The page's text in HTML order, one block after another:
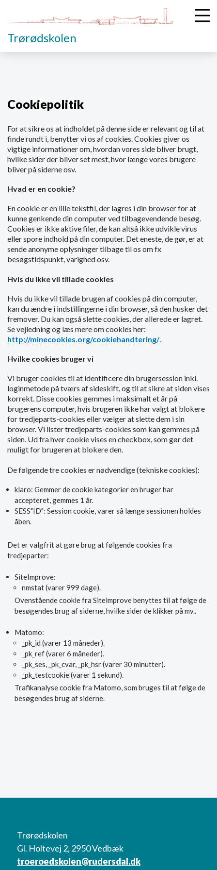
Trørødskolen
Cookiepolitik
For at sikre os at indholdet på denne side er relevant og til at
finde rundt i, benytter vi os af cookies. Cookies giver os
vigtige informationer om, hvordan vores side bliver brugt,
hvilke sider der bliver set mest, hvor længe vores brugere
bliver på siderne osv.
Hvad er en cookie?
En cookie er en lille tekstfil, der lagres i din browser for at
kunne genkende din computer ved tilbagevendende besøg.
Cookies er ikke aktive filer, de kan altså ikke udvikle virus
eller spore indhold på din computer. Det eneste, de gør, er at
sende anonyme oplysninger tilbage til os om fx
besøgstidspunkt, varighed osv.
Hvis du ikke vil tillade cookies
Hvis du ikke vil tillade brugen af cookies på din computer,
kan du ændre i indstillingerne i din browser, så den husker det
fremover. Du kan også slette cookies, der allerede er lagret.
Se vejledning og læs mere om cookies her:
http://minecookies.org/cookiehandtering/.
Hvilke cookies bruger vi
Vi bruger cookies til at identificere din brugersession inkl.
loginmetode på tværs af sideskift, og til at sikre at siden vises
korrekt. Disse cookies gemmes i maksimalt et år på
brugerens computer, hvis brugeren ikke har valgt at blokere
for tredjeparts-cookies eller vælger at slette dem i sin
browser. Vi lister tredjeparts-cookies som kan gemmes på
siden. Ud fra hver cookie vises en checkbox, som gør det
muligt for brugeren at blokere den.
De følgende tre cookies er nødvendige (tekniske cookies):
klaro: Gemmer de cookie kategorier en bruger har
accepteret, gemmes 1 år.
SESS"ID": Session cookie, varer så længe sessionen holdes
åben.
Det er valgfrit at gøre brug at følgende cookies fra
tredjeparter:
SiteImprove:
nmstat (varer 999 dage).
Ovenstående cookie fra Siteimprove benyttes til at følge de
besøgendes brug af siderne, hvilke sider de klikker på mv..
Matomo:
_pk_id (varer 13 måneder).
_pk_ref (varer 6 måneder).
_pk_ses, _pk_cvar, _pk_hsr (varer 30 minutter).
_pk_testcookie (varer 1 sekund).
Trafikanalyse cookie fra Matomo, som bruges til at følge de
besøgendes brug af siderne.
Trørødskolen
Gl. Holtevej 2, 2950 Vedbæk
troeroedskolen@rudersdal.dk